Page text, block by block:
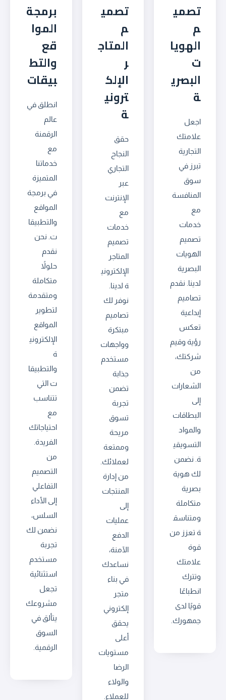
تصمي
م
الهويا
ت
البصري
ة
اجعل
علامتك
التجارية
تبرز في
سوق
المنافسة
مع
خدمات
تصميم
الهويات
البصرية
لدينا. نقدم
تصاميم
إبداعية
تعكس
رؤية وقيم
شركتك،
من
الشعارات
إلى
البطاقات
والمواد
التسويقي
ة. نضمن
لك هوية
بصرية
متكاملة
ومتناسق
ة تعزز من
قوة
علامتك
وتترك
انطباعًا
قويًا لدى
جمهورك.
تصمي
م
المتاج
ر
الإلك
تروني
ة
حقق
النجاح
التجاري
عبر
الإنترنت
مع
خدمات
تصميم
المتاجر
الإلكتروني
ة لدينا.
نوفر لك
تصاميم
مبتكرة
وواجهات
مستخدم
جذابة
تضمن
تجربة
تسوق
مريحة
وممتعة
لعملائك.
من إدارة
المنتجات
إلى
عمليات
الدفع
الآمنة،
نساعدك
في بناء
متجر
إلكتروني
يحقق
أعلى
مستويات
الرضا
والولاء
للعملاء.
برمجة
الموا
قع
والتط
بيقات
انطلق في
عالم
الرقمنة
مع
خدماتنا
المتميزة
في برمجة
المواقع
والتطبيقا
ت. نحن
نقدم
حلولاً
متكاملة
ومتقدمة
لتطوير
المواقع
الإلكتروني
ة
والتطبيقا
ت التي
تتناسب
مع
احتياجاتك
الفريدة.
من
التصميم
التفاعلي
إلى الأداء
السلس،
نضمن لك
تجربة
مستخدم
استثنائية
تجعل
مشروعك
يتألق في
السوق
الرقمية.